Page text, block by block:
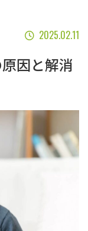
2025.02.11
因と解消